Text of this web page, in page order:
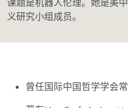
义研究小组成员。
曾任国际中国哲学学会